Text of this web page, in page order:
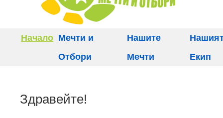
Начало Мечти и
Отбори
Нашите
Мечти
Екип
Здравейте!